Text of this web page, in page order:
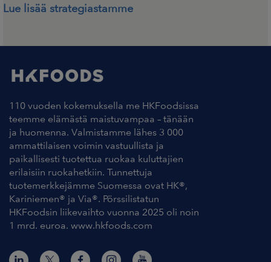
Lue lisää strategiastamme
110 vuoden kokemuksella me HKFoodsissa
teemme elämästä maistuvampaa – tänään
ja huomenna. Valmistamme lähes 3 000
ammattilaisen voimin vastuullista ja
paikallisesti tuotettua ruokaa kuluttajien
erilaisiin ruokahetkiin. Tunnettuja
tuotemerkkejämme Suomessa ovat HK®,
Kariniemen® ja Via®. Pörssilistatun
HKFoodsin liikevaihto vuonna 2025 oli noin
1 mrd. euroa. www.hkfoods.com